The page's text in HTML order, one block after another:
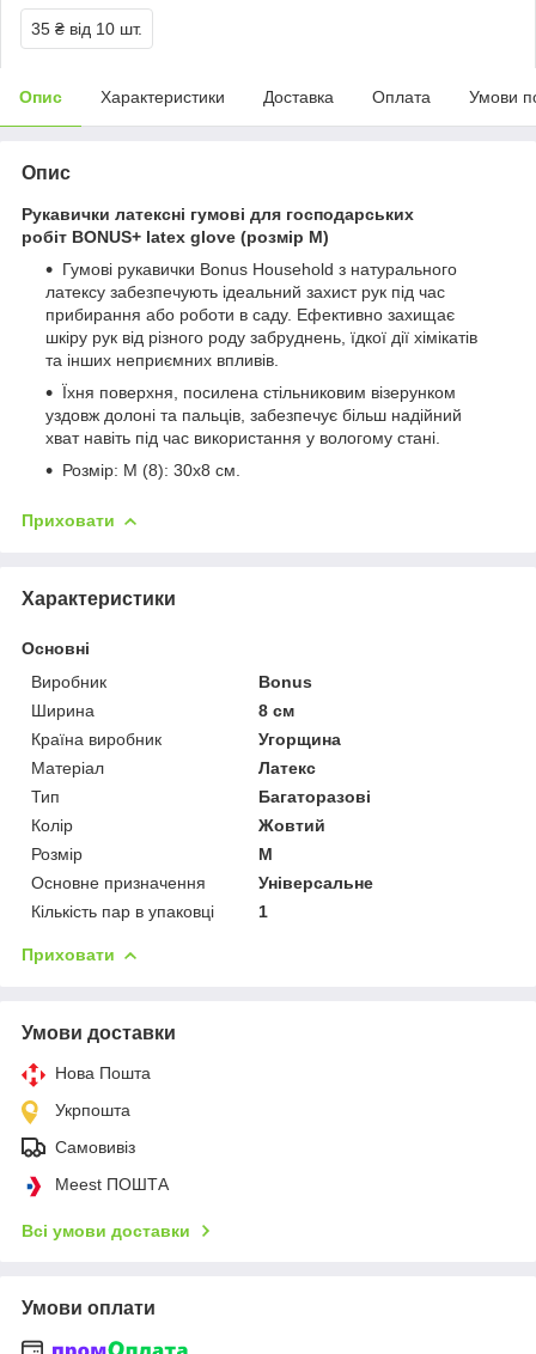
35 ₴ від 10 шт.
Опис Характеристики Доставка Оплата Умови
Опис
Рукавички латексні гумові для господарських
робіт BONUS+ latex glove (розмір M)
Гумові рукавички Bonus Household з натурального
латексу забезпечують ідеальний захист рук під час
прибирання або роботи в саду. Ефективно захищає
шкіру рук від різного роду забруднень, їдкої дії хімікатів
та інших неприємних впливів.
Їхня поверхня, посилена стільниковим візерунком
уздовж долоні та пальців, забезпечує більш надійний
хват навіть під час використання у вологому стані.
Розмір: M (8): 30х8 см.
Приховати
Характеристики
Основні
Виробник
Bonus
Ширина
8 см
Країна виробник
Угорщина
Матеріал
Латекс
Тип
Багаторазові
Колір
Жовтий
Розмір
M
Основне призначення
Універсальне
Кількість пар в упаковці
1
Приховати
Умови доставки
Нова Пошта
Укрпошта
Самовивіз
Meest ПОШТА
Всі умови доставки
Умови оплати